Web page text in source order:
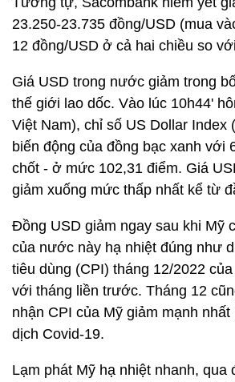
23.250-23.735 đồng/USD (mua
12 đồng/USD ở cả hai chiều so
Giá USD trong nước giảm trong
thế giới lao dốc. Vào lúc 10h44'
Việt Nam), chỉ số US Dollar Index
biến động của đồng bạc xanh với
chốt - ở mức 102,31 điểm. Giá
giảm xuống mức thấp nhất kể từ
Đồng USD giảm ngay sau khi Mỹ
của nước này hạ nhiệt đúng như
tiêu dùng (CPI) tháng 12/2022
với tháng liền trước. Tháng 12
nhận CPI của Mỹ giảm mạnh
dịch Covid-19.
Lạm phát Mỹ hạ nhiệt nhanh, qua